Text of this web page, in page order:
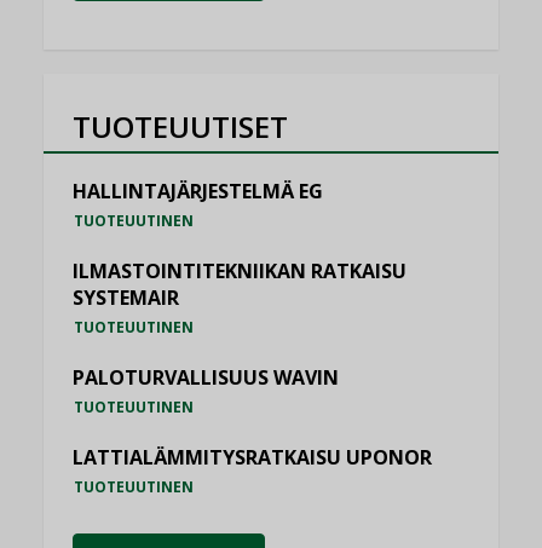
TUOTEUUTISET
HALLINTAJÄRJESTELMÄ EG
TUOTEUUTINEN
ILMASTOINTITEKNIIKAN RATKAISU
SYSTEMAIR
TUOTEUUTINEN
PALOTURVALLISUUS WAVIN
TUOTEUUTINEN
LATTIALÄMMITYSRATKAISU UPONOR
TUOTEUUTINEN